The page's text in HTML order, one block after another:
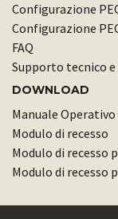
Configurazione
Configurazione
FAQ
Supporto tecnico
DOWNLOAD
Manuale Operativo
Modulo di recesso
Modulo di
Modulo di